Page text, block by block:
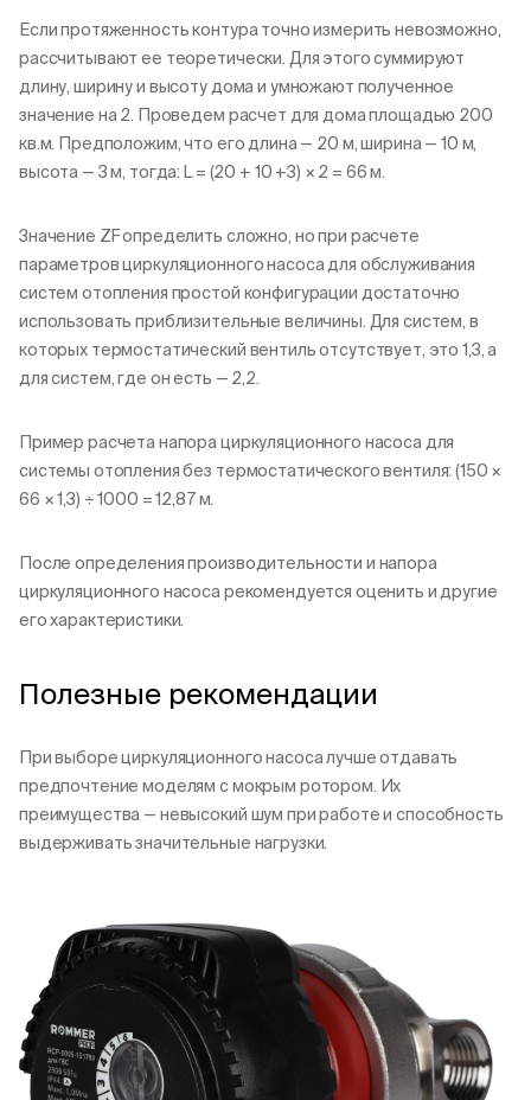
Если протяженность контура точно измерить невозможно,
рассчитывают ее теоретически. Для этого суммируют
длину, ширину и высоту дома и умножают полученное
значение на 2. Проведем расчет для дома площадью 200
кв.м. Предположим, что его длина — 20 м, ширина — 10 м,
высота — 3 м, тогда: L = (20 + 10 +3) × 2 = 66 м.
Значение ZF определить сложно, но при расчете
параметров циркуляционного насоса для обслуживания
систем отопления простой конфигурации достаточно
использовать приблизительные величины. Для систем, в
которых термостатический вентиль отсутствует, это 1,3, а
для систем, где он есть — 2,2.
Пример расчета напора циркуляционного насоса для
системы отопления без термостатического вентиля: (150 ×
66 × 1,3) ÷ 1000 = 12,87 м.
После определения производительности и напора
циркуляционного насоса рекомендуется оценить и другие
его характеристики.
Полезные рекомендации
При выборе циркуляционного насоса лучше отдавать
предпочтение моделям с мокрым ротором. Их
преимущества — невысокий шум при работе и способность
выдерживать значительные нагрузки.